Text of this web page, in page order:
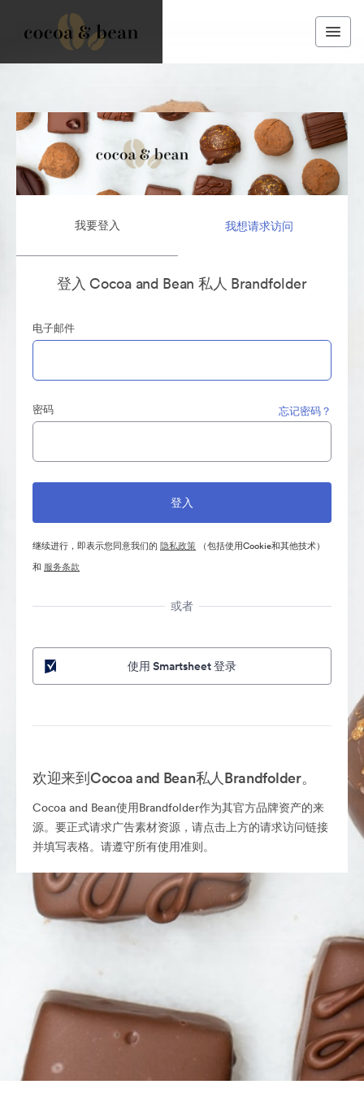
我要登入 我想请求访问
登入 Cocoa and Bean 私人 Brandfolder
电子邮件
密码 忘记密码？
继续进行，即表示您同意我们的 隐私政策 （包括使用Cookie和其他技术）
和 服务条款
或者
使用 Smartsheet 登录
欢迎来到Cocoa and Bean私人Brandfolder。
Cocoa and Bean使用Brandfolder作为其官方品牌资产的来
源。要正式请求广告素材资源，请点击上方的请求访问链接
并填写表格。请遵守所有使用准则。